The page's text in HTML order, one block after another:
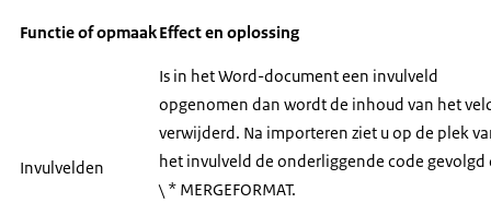
Functie of opmaakEffect en oplossing
Invulvelden
Is in het Word-document een invulveld
opgenomen dan wordt de inhoud van het
verwijderd. Na importeren ziet u op de plek
het invulveld de onderliggende code gevolgd
\ * MERGEFORMAT.